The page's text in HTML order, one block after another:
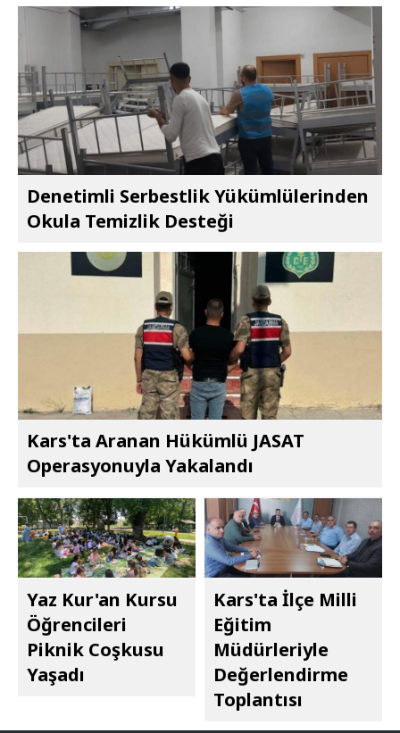
Denetimli Serbestlik Yükümlülerinden
Okula Temizlik Desteği
Kars'ta Aranan Hükümlü JASAT
Operasyonuyla Yakalandı
Yaz Kur'an Kursu
Öğrencileri
Piknik Coşkusu
Yaşadı
Kars'ta İlçe Milli
Eğitim
Müdürleriyle
Değerlendirme
Toplantısı